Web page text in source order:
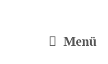
Menü